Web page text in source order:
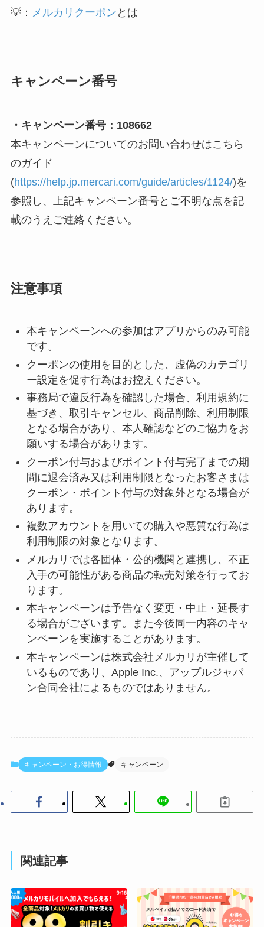
💡： メルカリクーポン とは
キャンペーン番号
・キャンペーン番号：108662
本キャンペーンについてのお問い合わせはこちら
のガイド
(https://help.jp.mercari.com/guide/articles/1124/)を
参照し、上記キャンペーン番号とご不明な点を記
載のうえご連絡ください。
注意事項
本キャンペーンへの参加はアプリからのみ可能
です。
クーポンの使用を目的とした、虚偽のカテゴリ
ー設定を促す行為はお控えください。
事務局で違反行為を確認した場合、利用規約に
基づき、取引キャンセル、商品削除、利用制限
となる場合があり、本人確認などのご協力をお
願いする場合があります。
クーポン付与およびポイント付与完了までの期
間に退会済み又は利用制限となったお客さまは
クーポン・ポイント付与の対象外となる場合が
あります。
複数アカウントを用いての購入や悪質な行為は
利用制限の対象となります。
メルカリでは各団体・公的機関と連携し、不正
入手の可能性がある商品の転売対策を行ってお
ります。
本キャンペーンは予告なく変更・中止・延長す
る場合がございます。また今後同一内容のキャ
ンペーンを実施することがあります。
本キャンペーンは株式会社メルカリが主催して
いるものであり、Apple Inc.、アップルジャパ
ン合同会社によるものではありません。
キャンペーン・お得情報 キャンペーン
関連記事